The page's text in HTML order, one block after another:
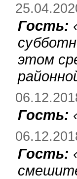
Гость:
этом
Гость:
Гость: